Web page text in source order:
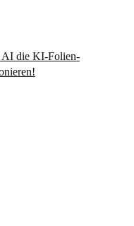
AI die KI-Folien-